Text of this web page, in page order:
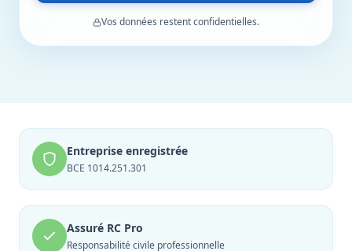
Vos données restent confidentielles.
Entreprise enregistrée
BCE 1014.251.301
Assuré RC Pro
Responsabilité civile professionnelle